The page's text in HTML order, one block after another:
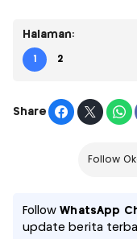
Halaman:
1 2
Share
Follow
FollowWhatsApp
update berita